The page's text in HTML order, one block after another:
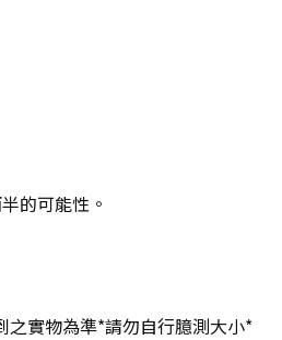
的可能性。
實物為準*請勿自行臆測大小*